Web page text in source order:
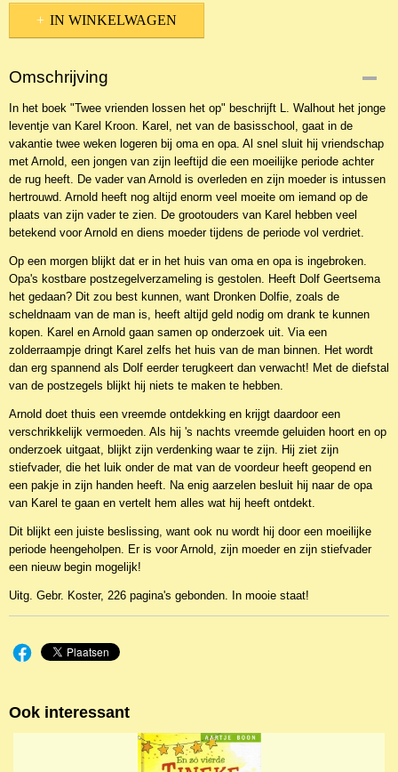
IN WINKELWAGEN
Omschrijving
In het boek "Twee vrienden lossen het op" beschrijft L. Walhout het jonge
leventje van Karel Kroon. Karel, net van de basisschool, gaat in de
vakantie twee weken logeren bij oma en opa. Al snel sluit hij vriendschap
met Arnold, een jongen van zijn leeftijd die een moeilijke periode achter
de rug heeft. De vader van Arnold is overleden en zijn moeder is intussen
hertrouwd. Arnold heeft nog altijd enorm veel moeite om iemand op de
plaats van zijn vader te zien. De grootouders van Karel hebben veel
betekend voor Arnold en diens moeder tijdens de periode vol verdriet.
Op een morgen blijkt dat er in het huis van oma en opa is ingebroken.
Opa's kostbare postzegelverzameling is gestolen. Heeft Dolf Geertsema
het gedaan? Dit zou best kunnen, want Dronken Dolfie, zoals de
scheldnaam van de man is, heeft altijd geld nodig om drank te kunnen
kopen. Karel en Arnold gaan samen op onderzoek uit. Via een
zolderraampje dringt Karel zelfs het huis van de man binnen. Het wordt
dan erg spannend als Dolf eerder terugkeert dan verwacht! Met de diefstal
van de postzegels blijkt hij niets te maken te hebben.
Arnold doet thuis een vreemde ontdekking en krijgt daardoor een
verschrikkelijk vermoeden. Als hij 's nachts vreemde geluiden hoort en op
onderzoek uitgaat, blijkt zijn verdenking waar te zijn. Hij ziet zijn
stiefvader, die het luik onder de mat van de voordeur heeft geopend en
een pakje in zijn handen heeft. Na enig aarzelen besluit hij naar de opa
van Karel te gaan en vertelt hem alles wat hij heeft ontdekt.
Dit blijkt een juiste beslissing, want ook nu wordt hij door een moeilijke
periode heengeholpen. Er is voor Arnold, zijn moeder en zijn stiefvader
een nieuw begin mogelijk!
Uitg. Gebr. Koster, 226 pagina's gebonden. In mooie staat!
Ook interessant